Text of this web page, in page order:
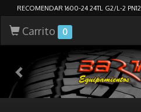
RECOMENDAR 1600-24 24TL G2/L-2 PN12
Carrito 0